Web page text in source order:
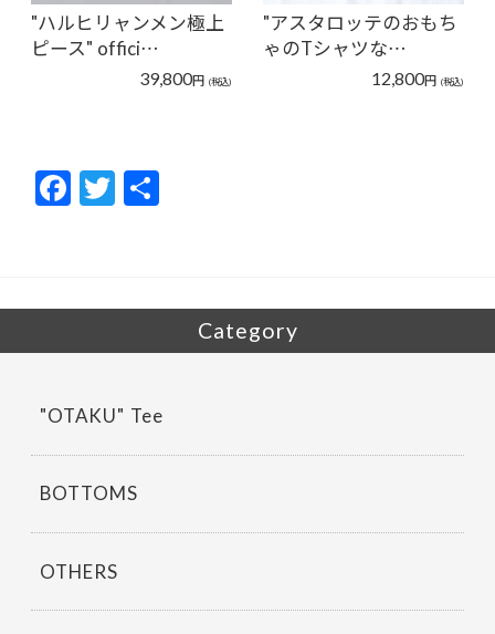
"ハルヒリャンメン極上
ピース" offici…
39,800円 (税込)
"アスタロッテのおもち
ゃのTシャツな…
12,800円 (税込)
F
ac
o
k
T
w
Category
"OTAKU" Tee
BOTTOMS
OTHERS